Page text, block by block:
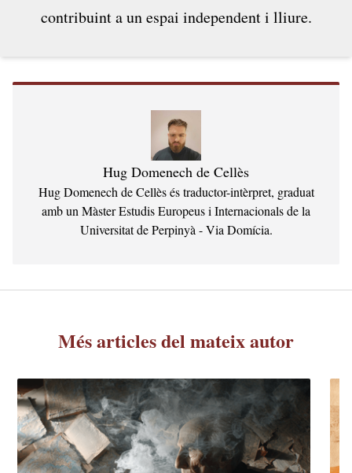
contribuint a un espai independent i lliure.
Hug Domenech de Cellès
Hug Domenech de Cellès és traductor-intèrpret, graduat
amb un Màster Estudis Europeus i Internacionals de la
Universitat de Perpinyà - Via Domícia.
Més articles del mateix autor